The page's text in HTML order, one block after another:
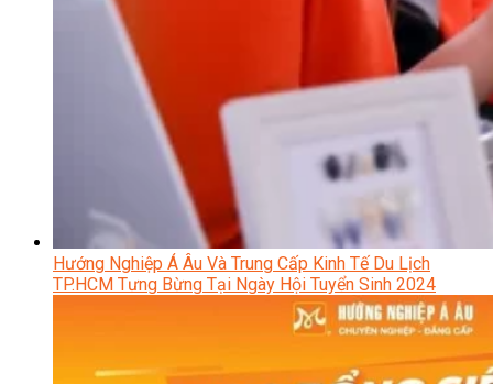
Hướng Nghiệp Á Âu Và Trung Cấp Kinh Tế Du Lịch
TP.HCM Tưng Bừng Tại Ngày Hội Tuyển Sinh 2024